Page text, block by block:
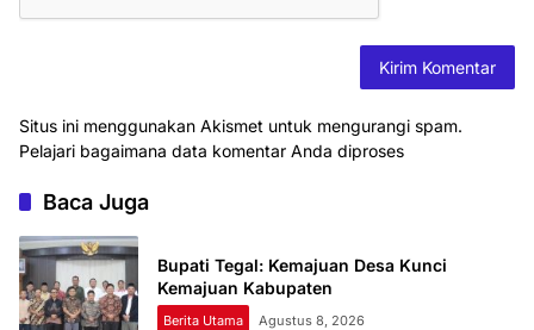
Situs ini menggunakan Akismet untuk mengurangi spam.
Pelajari bagaimana data komentar Anda diproses
Baca Juga
Bupati Tegal: Kemajuan Desa Kunci
Kemajuan Kabupaten
Berita Utama Agustus 8, 2026